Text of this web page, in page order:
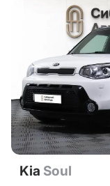
Kia Soul